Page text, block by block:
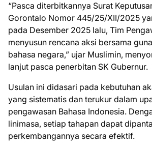
“Pasca diterbitkannya Surat
Gorontalo Nomor 445/25/XII/2025
pada Desember 2025 lalu, Tim
menyusun rencana aksi bersama
bahasa negara,” ujar Muslimin,
lanjut pasca penerbitan SK Gubernur.
Usulan ini didasari pada kebutuhan
yang sistematis dan terukur dalam
pengawasan Bahasa Indonesia.
linimasa, setiap tahapan dapat
perkembangannya secara efektif.